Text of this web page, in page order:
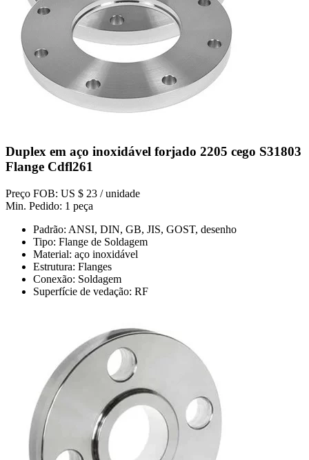
Duplex em aço inoxidável forjado 2205 cego S31803
Flange Cdfl261
Preço FOB: US $ 23 / unidade
Min. Pedido: 1 peça
Padrão: ANSI, DIN, GB, JIS, GOST, desenho
Tipo: Flange de Soldagem
Material: aço inoxidável
Estrutura: Flanges
Conexão: Soldagem
Superfície de vedação: RF